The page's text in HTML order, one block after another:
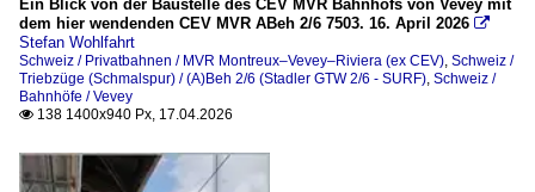
BDe 4/4 (1.000 mm)
BDeh 2/4 / Beh 2/4
BDeh 4/4
Beh 4/8
Züge
Ein Blick von der Baustelle des CEV MVR Bahnhofs von Vevey mit
dem hier wendenden CEV MVR ABeh 2/6 7503. 16. April 2026 
Stefan Wohlfahrt
Schweiz / Privatbahnen / MVR Montreux–Vevey–Riviera (ex CEV), Schweiz /
Triebzüge (Schmalspur) / (A)Beh 2/6 (Stadler GTW 2/6 - SURF), Schweiz /
Bahnhöfe / Vevey
 138 1400x940 Px, 17.04.2026